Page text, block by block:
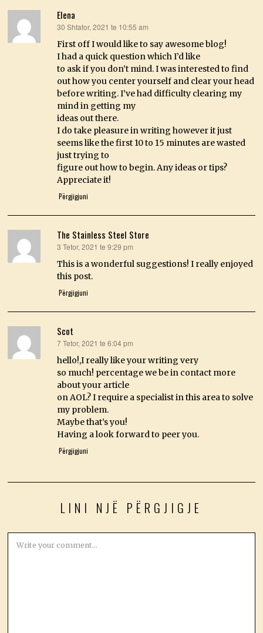
Elena
thotë:
30 Shtator, 2021 te 10:55 am
First off I would like to say awesome blog!
I had a quick question which I’d like
to ask if you don’t mind. I was interested to find
out how you center yourself and clear your head
before writing. I’ve had difficulty clearing my
mind in getting my
ideas out there.
I do take pleasure in writing however it just
seems like the first 10 to 15 minutes are wasted
just trying to
figure out how to begin. Any ideas or tips?
Appreciate it!
Përgjigjuni
The Stainless Steel Store
thotë:
3 Tetor, 2021 te 9:29 pm
This is a wonderful suggestions! I really enjoyed
this post.
Përgjigjuni
Scot
thotë:
7 Tetor, 2021 te 6:04 pm
hello!,I really like your writing very
so much! percentage we be in contact more
about your article
on AOL? I require a specialist in this area to solve
my problem.
Maybe that’s you!
Having a look forward to peer you.
Përgjigjuni
LINI NJË PËRGJIGJE